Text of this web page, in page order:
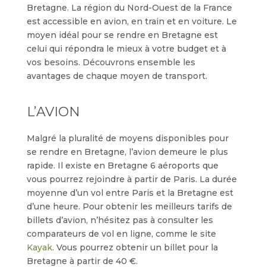
Bretagne. La région du Nord-Ouest de la France
est accessible en avion, en train et en voiture. Le
moyen idéal pour se rendre en Bretagne est
celui qui répondra le mieux à votre budget et à
vos besoins. Découvrons ensemble les
avantages de chaque moyen de transport.
L’AVION
Malgré la pluralité de moyens disponibles pour
se rendre en Bretagne, l’avion demeure le plus
rapide. Il existe en Bretagne 6 aéroports que
vous pourrez rejoindre à partir de Paris. La durée
moyenne d’un vol entre Paris et la Bretagne est
d’une heure. Pour obtenir les meilleurs tarifs de
billets d’avion, n’hésitez pas à consulter les
comparateurs de vol en ligne, comme le site
Kayak. Vous pourrez obtenir un billet pour la
Bretagne à partir de 40 €.